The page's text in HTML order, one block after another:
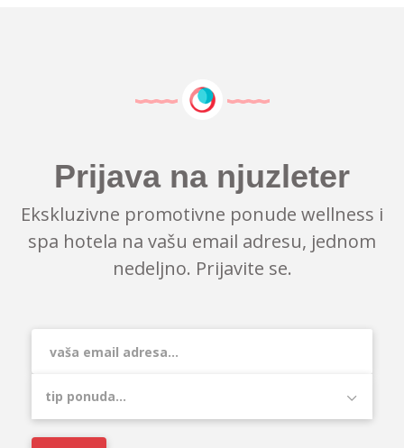
Prijava na njuzleter
Ekskluzivne promotivne ponude wellness i
spa hotela na vašu email adresu, jednom
nedeljno. Prijavite se.